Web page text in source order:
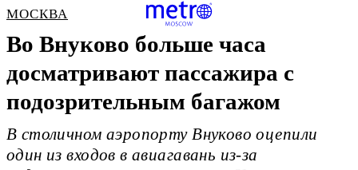
МОСКВА
Во Внуково больше часа
досматривают пассажира с
подозрительным багажом
В столичном аэропорту Внуково оцепили
один из входов в авиагавань из-за